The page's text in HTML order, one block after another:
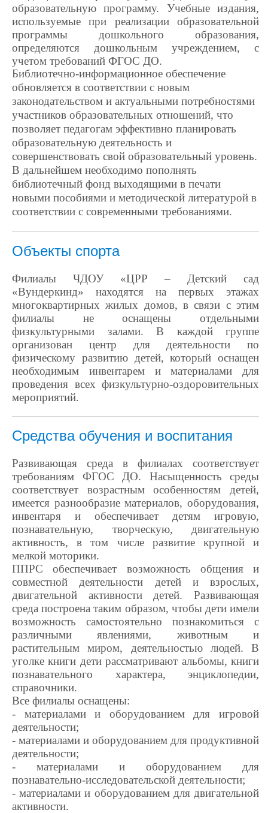
образовательную программу. Учебные издания,
используемые при реализации образовательной
программы дошкольного образования,
определяются дошкольным учреждением, с
учетом требований ФГОС ДО.
Библиотечно-информационное обеспечение
обновляется в соответствии с новым
законодательством и актуальными потребностями
участников образовательных отношений, что
позволяет педагогам эффективно планировать
образовательную деятельность и
совершенствовать свой образовательный уровень.
В дальнейшем необходимо пополнять
библиотечный фонд выходящими в печати
новыми пособиями и методической литературой в
соответствии с современными требованиями.
Объекты спорта
Филиалы ЧДОУ «ЦРР – Детский сад
«Вундеркинд» находятся на первых этажах
многоквартирных жилых домов, в связи с этим
филиалы не оснащены отдельными
физкультурными залами. В каждой группе
организован центр для деятельности по
физическому развитию детей, который оснащен
необходимым инвентарем и материалами для
проведения всех физкультурно-оздоровительных
мероприятий.
Средства обучения и воспитания
Развивающая среда в филиалах соответствует
требованиям ФГОС ДО. Насыщенность среды
соответствует возрастным особенностям детей,
имеется разнообразие материалов, оборудования,
инвентаря и обеспечивает детям игровую,
познавательную, творческую, двигательную
активность, в том числе развитие крупной и
мелкой моторики.
ППРС обеспечивает возможность общения и
совместной деятельности детей и взрослых,
двигательной активности детей. Развивающая
среда построена таким образом, чтобы дети имели
возможность самостоятельно познакомиться с
различными явлениями, животным и
растительным миром, деятельностью людей. В
уголке книги дети рассматривают альбомы, книги
познавательного характера, энциклопедии,
справочники.
Все филиалы оснащены:
- материалами и оборудованием для игровой
деятельности;
- материалами и оборудованием для продуктивной
деятельности;
- материалами и оборудованием для
познавательно-исследовательской деятельности;
- материалами и оборудованием для двигательной
активности.